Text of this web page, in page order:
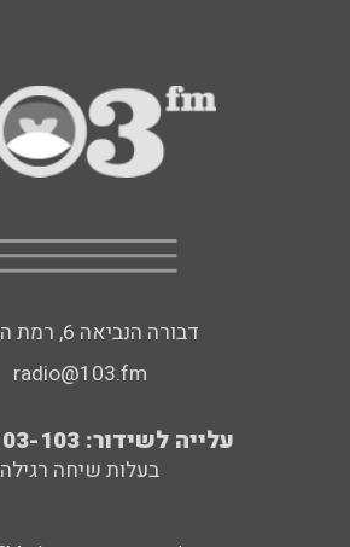
דבורה הנביאה 6, רמת השרון
radio@103.fm
עלייה לשידור: 0552-103-103
בעלות שיחה רגילה